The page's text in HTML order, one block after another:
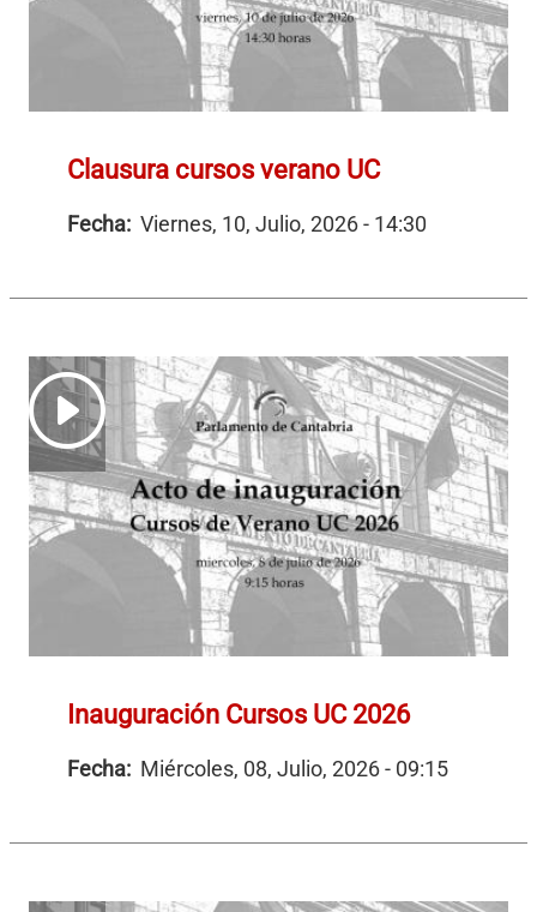
Clausura cursos verano UC
Fecha: Viernes, 10, Julio, 2026 - 14:30
Inauguración Cursos UC 2026
Fecha: Miércoles, 08, Julio, 2026 - 09:15